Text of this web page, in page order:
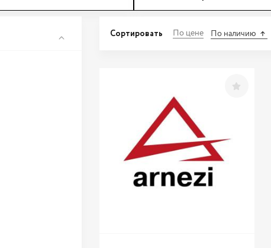
Сортировать По цене По наличию